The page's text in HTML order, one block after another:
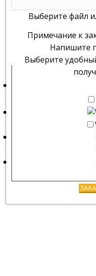
Выберите файл
Примечание к
Напишите
Выберите